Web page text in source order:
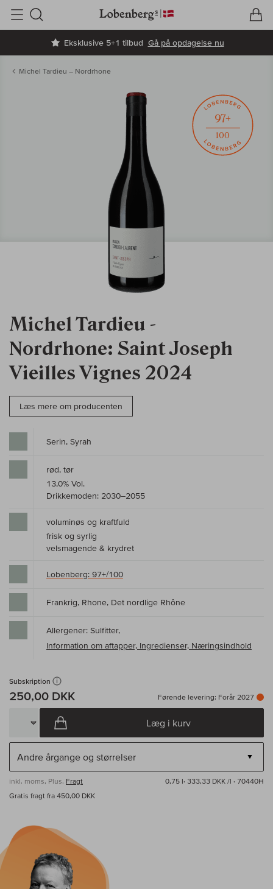
Eksklusive 5+1 tilbud Gå på opdagelse nu
Søg
Michel Tardieu – Nordrhone
Michel Tardieu -
Nordrhone: Saint Joseph
Vieilles Vignes 2024
Læs mere om producenten
97+
100
Serin, Syrah
rød, tør
13,0% Vol.
Drikkemoden: 2030–2055
voluminøs og kraftfuld
frisk og syrlig
velsmagende & krydret
Lobenberg: 97+/100
Frankrig, Rhone, Det nordlige Rhône
Allergener: Sulfitter,
Information om aftapper, Ingredienser, Næringsindhold
Subskription
250,00 DKK Førende levering: Forår 2027
Læg i kurv
inkl. moms, Plus. Fragt 0,75 l· 333,33 DKK /l · 70440H
Gratis fragt fra 450,00 DKK